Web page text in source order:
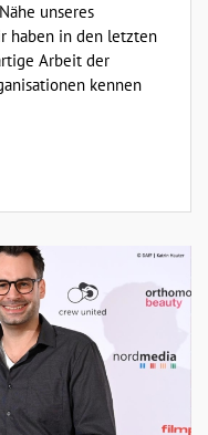
unseres
haben in den letzten
Arbeit der
kennen